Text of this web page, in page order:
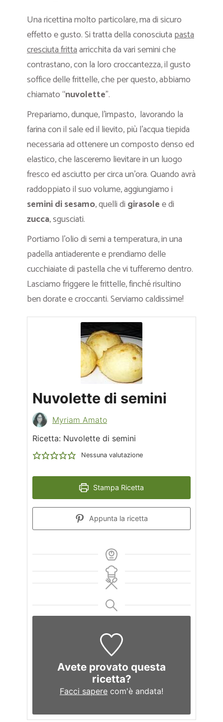
Una ricettina molto particolare, ma di sicuro
effetto e gusto. Si tratta della conosciuta pasta
cresciuta frittaarricchita da vari semini che
contrastano, con la loro croccantezza, il gusto
soffice delle frittelle, che per questo, abbiamo
chiamato “nuvolette”.
Prepariamo, dunque, l’impasto, lavorando la
farina con il sale ed il lievito, più l’acqua tiepida
necessaria ad ottenere un composto denso ed
elastico, che lasceremo lievitare in un luogo
fresco ed asciutto per circa un’ora. Quando avrà
raddoppiato il suo volume, aggiungiamo i
semini di sesamo, quelli di girasolee di
zucca, sgusciati.
Portiamo l’olio di semi a temperatura, in una
padella antiaderente e prendiamo delle
cucchiaiate di pastella che vi tufferemo dentro.
Lasciamo friggere le frittelle, finché risultino
ben dorate e croccanti. Serviamo caldissime!
Nuvolette di semini
Myriam Amato
Ricetta: Nuvolette di semini
Nessuna valutazione
Stampa Ricetta
Appunta la ricetta
Avete provato questa
ricetta?
Facci sapere com'è andata!